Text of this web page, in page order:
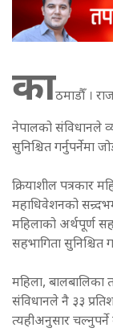
काठमाडौँ ।
नेपालको संविधानले
सुनिश्चित गर्नुपर्नेमा
क्रियाशील पत्रकार
महाधिवेशनको
महिलाको अर्थपूर्ण
सहभागिता सुनिश्चित
महिला, बालबालिका
संविधानले नै ३३
त्यहीअनुसार